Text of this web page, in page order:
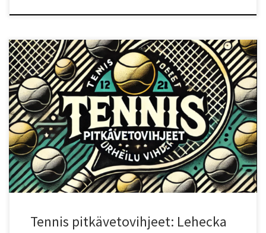
Ottelun lähtökohdat Doha ATP -turnauksen ensimmäisellä
kierroksella kohtaavat Jiri Lehecka (ranking 25) ja Grigor Dimitrov
(ranking 15). Lehecka johtaa keskinäisiä kohtaamisia 3–1, mikä
antaa hänelle henkisen edun otteluun lähdettäessä. Nopea
kovakenttä sopii molemmille pelaajille, sillä kumpikin pelaa
hyökkäävää peliä ja luottaa vahvaan syöttöön. Pelaajien vire ja
tilastot Lehecka on nouseva nimi ATP-kiertueella, ja hänellä on
vahva syöttö sekä aggressiivinen peruslyöntipeli. Hänen pelinsä
perustuu suoraviivaisuuteen, ja hän pystyy hallitsemaan otteluita
temponvaihdoksilla. Hänen suurin haasteensa on tasaisuuden
puute, mutta keskinäisten tilastojen perusteella hän tietää, miten
voittaa Dimitrovin. Dimitrov on kokenut ja monipuolinen pelaaja,
Tennis pitkävetovihjeet: Lehecka